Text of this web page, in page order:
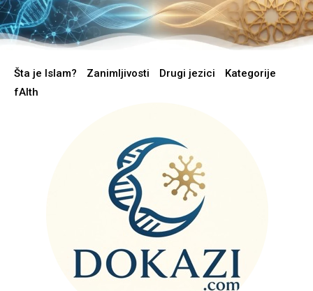
Šta je Islam? Zanimljivosti Drugi jezici
Kategorije
fAIth